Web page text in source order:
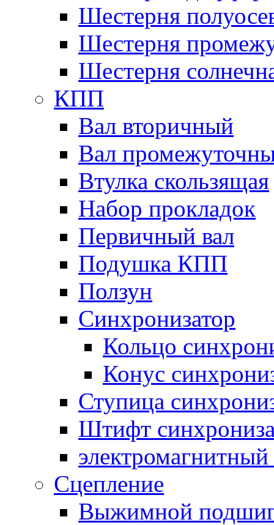
Шестерня
Шестерня
Шестерня
КПП
Вал вторичный
Вал
Втулка скользящая
Набор прокладок
Первичный вал
Подушка КПП
Ползун
Синхронизатор
Кольцо
Конус
Ступица
Штифт
электромагнитный
Сцепление
Выжимной